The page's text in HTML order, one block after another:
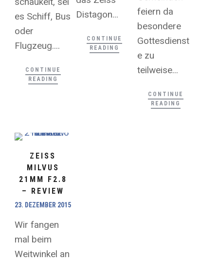
es Schiff, Bus
oder
Flugzeug....
CONTINUE
READING
Distagon...
CONTINUE
READING
feiern da
besondere
Gottesdienst
e zu
teilweise...
CONTINUE
READING
ZEISS
MILVUS
21MM F2.8
– REVIEW
23. DEZEMBER 2015
Wir fangen
mal beim
Weitwinkel an